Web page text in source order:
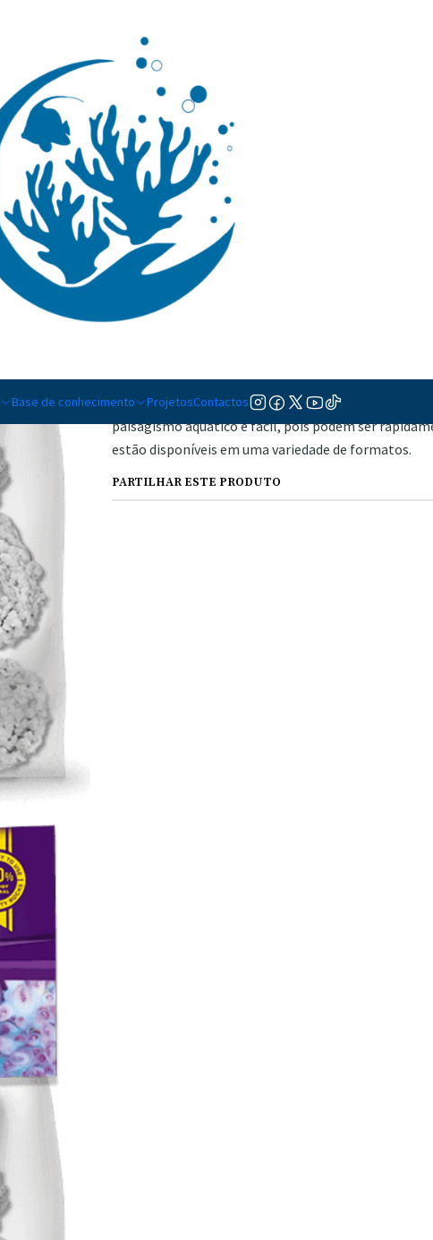
Base de conhecimento ProjetosContactos
Af Frag Rocks
Quantidade
Adicionar à lista de favoritos
Mostrar stock das localizações
DESCRIÇÃO
são feitas de materiais leves e têm alta
um habitat perfeito para vários microrganismos
paisagismo aquático é fácil, pois podem ser
estão disponíveis em uma variedade de formatos.
PARTILHAR ESTE PRODUTO